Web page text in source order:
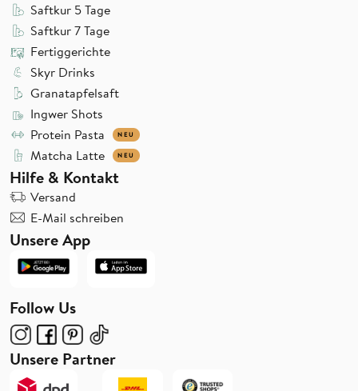
Saftkur 5 Tage
Saftkur 7 Tage
Fertiggerichte
Skyr Drinks
Granatapfelsaft
Ingwer Shots
Protein Pasta
NEU
Matcha Latte NEU
Hilfe & Kontakt
Versand
E-Mail schreiben
Unsere App
Follow Us
Unsere Partner